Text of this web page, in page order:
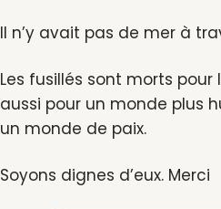
Il n’y avait pas de mer à
Les fusillés sont morts
aussi pour un monde plus
un monde de paix.
Soyons dignes d’eux. Merci